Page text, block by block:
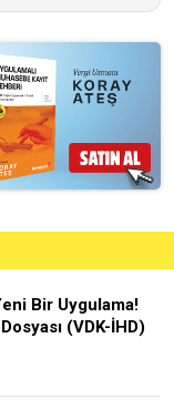
Bir Uygulama!
(VDK-İHD)